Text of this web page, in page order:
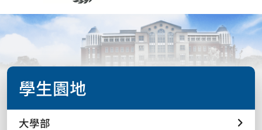
學生園地
大學部